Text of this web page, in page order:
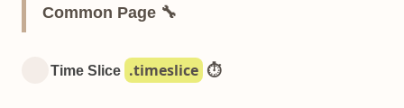
Common Page 🔧
Time Slice .timeslice ⏱️